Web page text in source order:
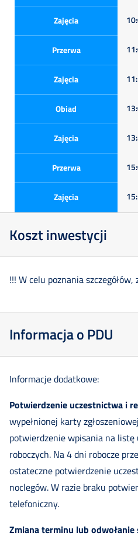
Zajęcia
Przerwa
Zajęcia
Obiad
Zajęcia
Przerwa
Zajęcia
Koszt inwestycji
!!! W celu poznania
Informacja o PDU
Informacje dodatkowe:
Potwierdzenie uczestnictwa i
wypełnionej karty
potwierdzenie wpisania na
roboczych. Na 4 dni robocze
ostateczne potwierdzenie
noclegów. W razie braku
telefoniczny.
Zmiana terminu lub odwołanie